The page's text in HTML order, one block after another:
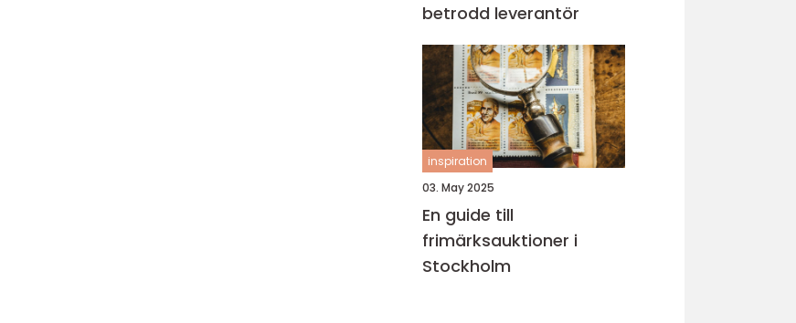
betrodd leverantör
inspiration
03. May 2025
En guide till
frimärksauktioner i
Stockholm